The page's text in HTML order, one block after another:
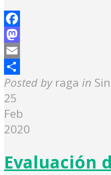
Facebook
Mastodon
Email
Share
Posted by raga in
25
Feb
2020
Evaluación